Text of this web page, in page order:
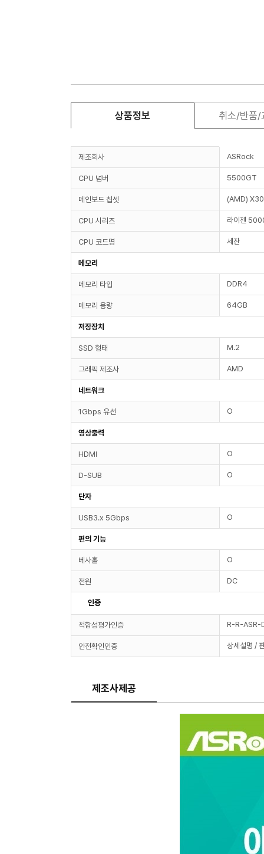
상품정보 취소/반품/
제조회사 ASRock
CPU 넘버 5500GT
메인보드 칩셋 (AMD)
CPU 시리즈 라이젠
CPU 코드명 세잔
메모리
메모리 타입 DDR4
메모리 용량 64GB
저장장치
SSD 형태 M.2
그래픽 제조사 AMD
네트워크
1Gbps 유선 O
영상출력
HDMI O
D-SUB O
단자
USB3.x 5Gbps O
편의 기능
베사홀 O
전원 DC
인증
적합성평가인증 R-R-ASR-
안전확인인증 상세설명 /
제조사제공